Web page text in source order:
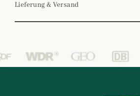
Lieferung & Versand